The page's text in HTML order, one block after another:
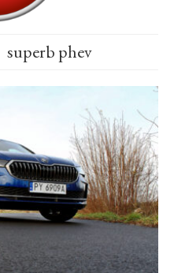
superb phev